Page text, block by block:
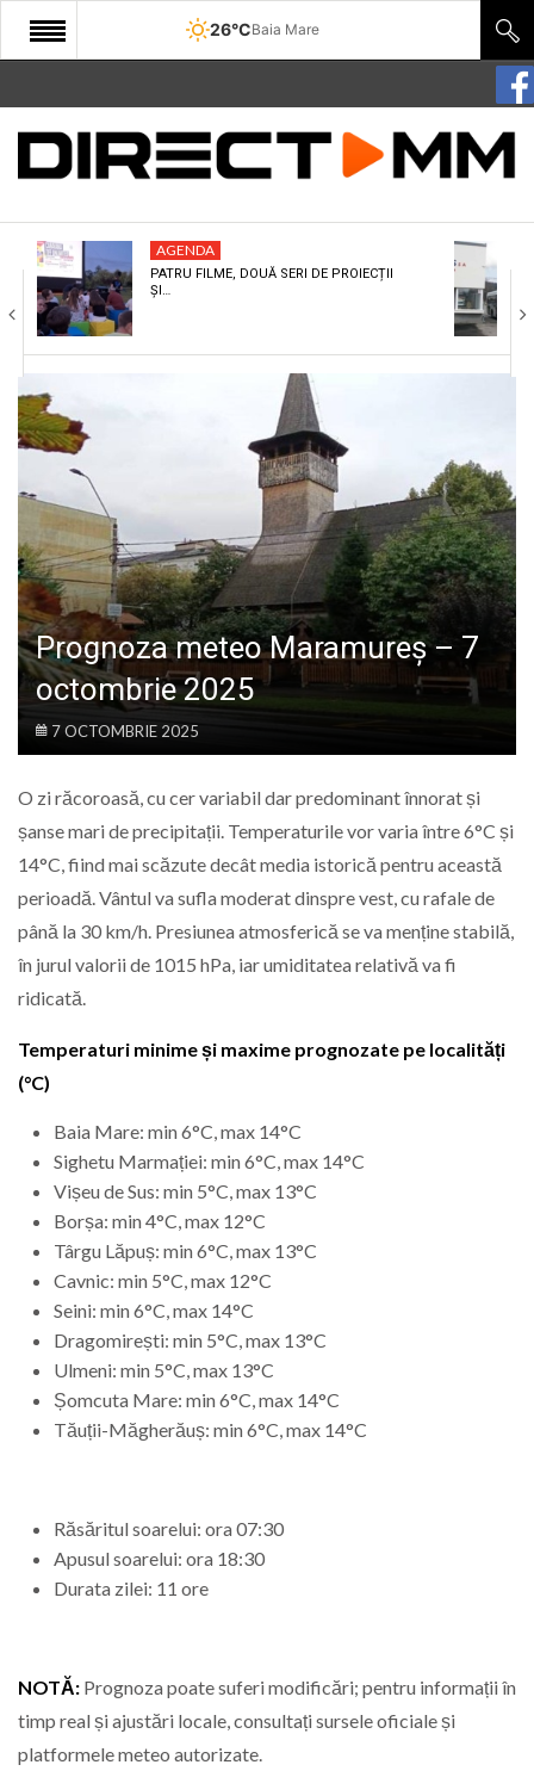
26°CBaia Mare
START
COMUNITATE
CULTURA
ECONOMIE
SANATATE
SPORT
SPECIAL
POLITIC
LIFE
AGENDA
PATRU FILME, DOUĂ SERI DE PROIECȚII
ȘI…
Prognoza meteo Maramureș – 7
octombrie 2025
7 OCTOMBRIE 2025
O zi răcoroasă, cu cer variabil dar predominant înnorat și
șanse mari de precipitații. Temperaturile vor varia între 6°C și
14°C, fiind mai scăzute decât media istorică pentru această
perioadă. Vântul va sufla moderat dinspre vest, cu rafale de
până la 30 km/h. Presiunea atmosferică se va menține stabilă,
în jurul valorii de 1015 hPa, iar umiditatea relativă va fi
ridicată.
Temperaturi minime și maxime prognozate pe localități
(°C)
Baia Mare: min 6°C, max 14°C
Sighetu Marmației: min 6°C, max 14°C
Vișeu de Sus: min 5°C, max 13°C
Borșa: min 4°C, max 12°C
Târgu Lăpuș: min 6°C, max 13°C
Cavnic: min 5°C, max 12°C
Seini: min 6°C, max 14°C
Dragomirești: min 5°C, max 13°C
Ulmeni: min 5°C, max 13°C
Șomcuta Mare: min 6°C, max 14°C
Tăuții-Măgherăuș: min 6°C, max 14°C
Răsăritul soarelui: ora 07:30
Apusul soarelui: ora 18:30
Durata zilei: 11 ore
NOTĂ: Prognoza poate suferi modificări; pentru informații în
timp real și ajustări locale, consultați sursele oficiale și
platformele meteo autorizate.